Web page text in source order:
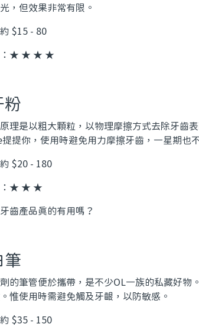
，但效果非常有限。
$15 - 80
：★ ★ ★ ★
粉
理是以粗大顆粒，以物理摩擦方式去除牙齒
提提你，使用時避免用力摩擦牙齒，一星期也
$20 - 180
：★ ★ ★
筆
的筆管便於攜帶，是不少OL一族的私藏好
惟使用時需避免觸及牙齦，以防敏感。
$35 - 150